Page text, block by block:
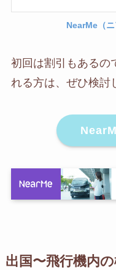
NearMe（
初回は割引もあるの
れる方は、ぜひ検討
出国〜飛行機内